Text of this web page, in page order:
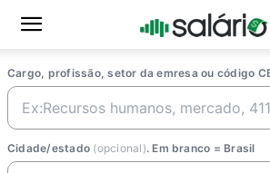
Cargo, profissão, setor da emresa ou código
Cidade/estado (opcional). Em branco = Brasil